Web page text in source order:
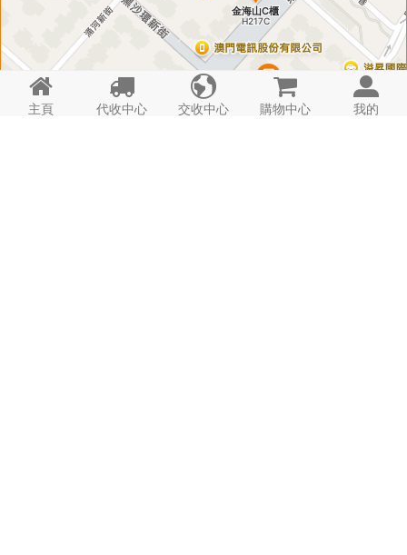

主頁

代收中心

交收中心

購物中心

我的